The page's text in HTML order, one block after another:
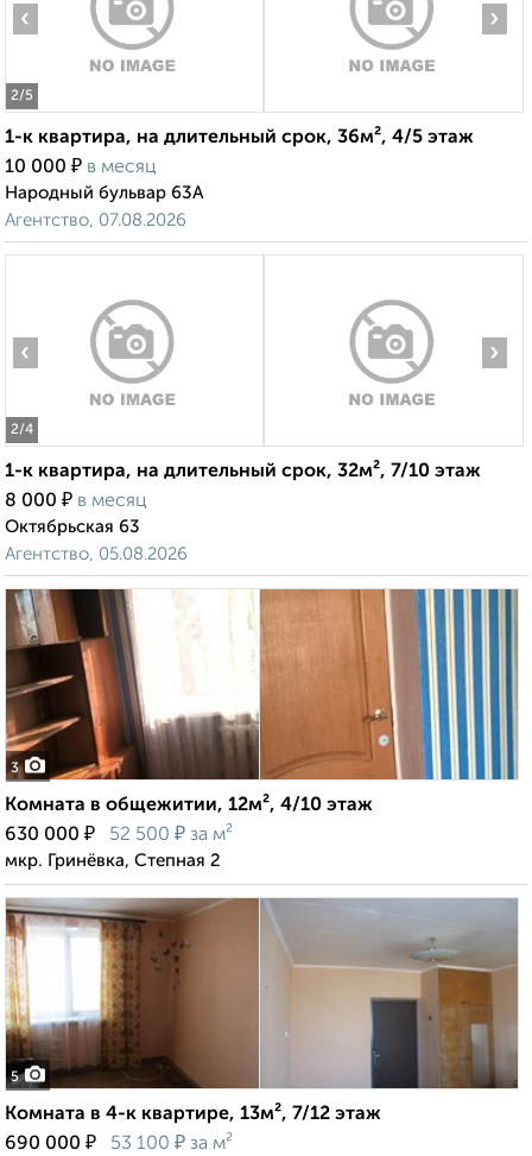
2/5
‹ ›
1-к квартира, на длительный срок, 36м², 4/5 этаж
10 000 ₽ в месяц
Народный бульвар 63А
Агентство, 07.08.2026
2/4
‹ ›
1-к квартира, на длительный срок, 32м², 7/10 этаж
8 000 ₽ в месяц
Октябрьская 63
Агентство, 05.08.2026
3
Комната в общежитии, 12м², 4/10 этаж
630 000 ₽ 52 500 ₽ за м²
мкр. Гринёвка, Степная 2
5
Комната в 4-к квартире, 13м², 7/12 этаж
690 000 ₽ 53 100 ₽ за м²